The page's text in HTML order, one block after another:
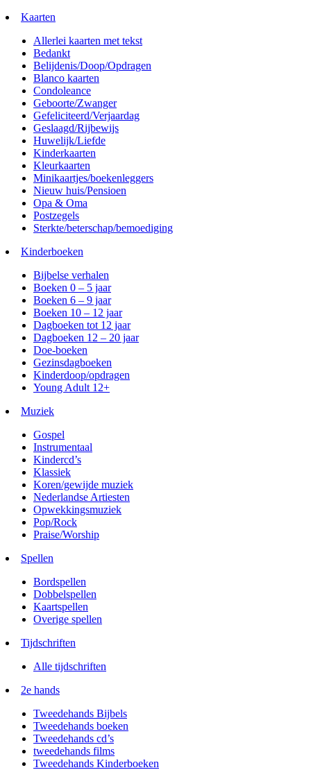
Kaarten
Allerlei kaarten met tekst
Bedankt
Belijdenis/Doop/Opdragen
Blanco kaarten
Condoleance
Geboorte/Zwanger
Gefeliciteerd/Verjaardag
Geslaagd/Rijbewijs
Huwelijk/Liefde
Kinderkaarten
Kleurkaarten
Minikaartjes/boekenleggers
Nieuw huis/Pensioen
Opa & Oma
Postzegels
Sterkte/beterschap/bemoediging
Kinderboeken
Bijbelse verhalen
Boeken 0 – 5 jaar
Boeken 6 – 9 jaar
Boeken 10 – 12 jaar
Dagboeken tot 12 jaar
Dagboeken 12 – 20 jaar
Doe-boeken
Gezinsdagboeken
Kinderdoop/opdragen
Young Adult 12+
Muziek
Gospel
Instrumentaal
Kindercd’s
Klassiek
Koren/gewijde muziek
Nederlandse Artiesten
Opwekkingsmuziek
Pop/Rock
Praise/Worship
Spellen
Bordspellen
Dobbelspellen
Kaartspellen
Overige spellen
Tijdschriften
Alle tijdschriften
2e hands
Tweedehands Bijbels
Tweedehands boeken
Tweedehands cd’s
tweedehands films
Tweedehands Kinderboeken